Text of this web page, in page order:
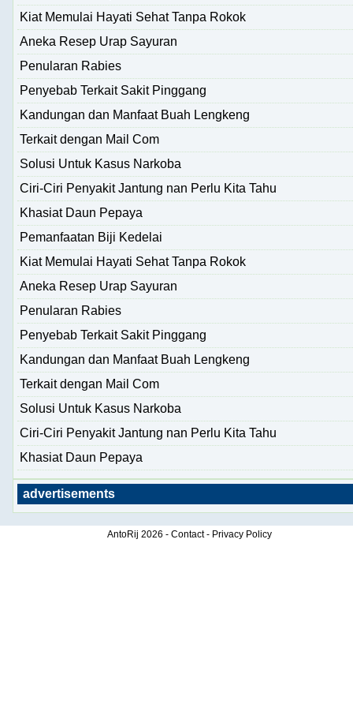
Kiat Memulai Hayati Sehat Tanpa Rokok
Aneka Resep Urap Sayuran
Penularan Rabies
Penyebab Terkait Sakit Pinggang
Kandungan dan Manfaat Buah Lengkeng
Terkait dengan Mail Com
Solusi Untuk Kasus Narkoba
Ciri-Ciri Penyakit Jantung nan Perlu Kita Tahu
Khasiat Daun Pepaya
Pemanfaatan Biji Kedelai
Kiat Memulai Hayati Sehat Tanpa Rokok
Aneka Resep Urap Sayuran
Penularan Rabies
Penyebab Terkait Sakit Pinggang
Kandungan dan Manfaat Buah Lengkeng
Terkait dengan Mail Com
Solusi Untuk Kasus Narkoba
Ciri-Ciri Penyakit Jantung nan Perlu Kita Tahu
Khasiat Daun Pepaya
advertisements
AntoRij 2026 - Contact- Privacy Policy